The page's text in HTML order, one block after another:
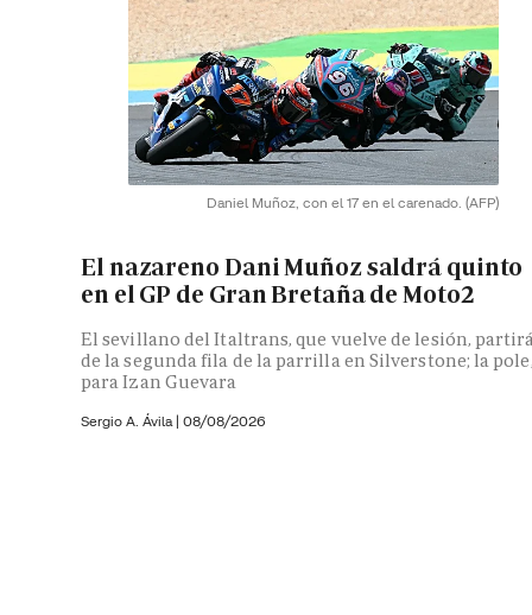
Daniel Muñoz, con el 17 en el carenado. (AFP)
El nazareno Dani Muñoz saldrá quinto
en el GP de Gran Bretaña de Moto2
El sevillano del Italtrans, que vuelve de lesión,
de la segunda fila de la parrilla en Silverstone; la
para Izan Guevara
Sergio A. Ávila | 08/08/2026